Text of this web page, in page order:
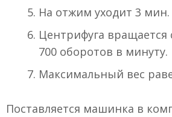
На отжим уходит 3 мин.
Центрифуга вращается
700 оборотов в минуту.
Максимальный вес
Поставляется машинка в